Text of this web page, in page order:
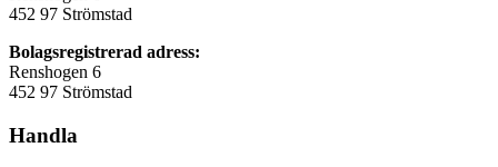
452 97 Strömstad
Bolagsregistrerad adress:
Renshogen 6
452 97 Strömstad
Handla